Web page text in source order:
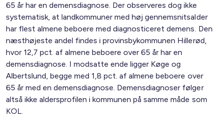
65 år har en demensdiagnose. Der observeres dog ikke
systematisk, at landkommuner med høj gennemsnitsalder
har flest almene beboere med diagnosticeret demens. Den
næsthøjeste andel findes i provinsbykommunen Hillerød,
hvor 12,7 pct. af almene beboere over 65 år har en
demensdiagnose. I modsatte ende ligger Køge og
Albertslund, begge med 1,8 pct. af almene beboere over
65 år med en demensdiagnose. Demensdiagnoser følger
altså ikke aldersprofilen i kommunen på samme måde som
KOL.